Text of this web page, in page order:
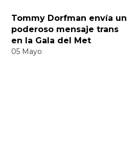
Tommy Dorfman envía un
poderoso mensaje trans
en la Gala del Met
05 Mayo